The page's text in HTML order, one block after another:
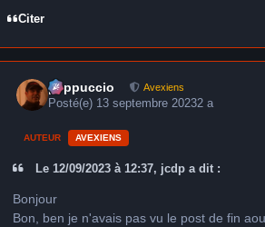
Citer
peppuccio Avexiens
Posté(e) 13 septembre 20232 a
AUTEUR AVEXIENS
Le 12/09/2023 à 12:37, jcdp a dit :
Bonjour
Bon, ben je n'avais pas vu le post de fin